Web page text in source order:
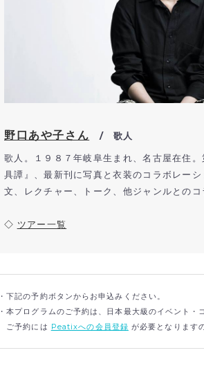
野口あや子さん / 歌人
歌人。１９８７年岐阜生まれ、名古屋在住
具譚』、最新刊に写真と衣装のコラボレー
文、レクチャー、トーク、他ジャンルとの
◇ ツアー一覧
・下記の予約ボタンからお申込みください。
・本プログラムのご予約は、日本最大級のイベント
ご予約には Peatixへの会員登録 が必要となります